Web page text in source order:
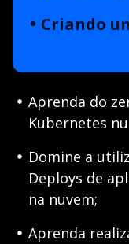
Criando
Aprenda do
Kubernetes
Domine a
Deploys de
na nuvem;
Aprenda